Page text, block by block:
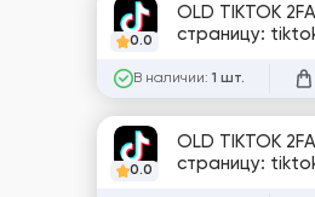
0.0
OLD TIKTOK
страницу:
В наличии: 1 шт.
0.0
OLD TIKTOK
страницу: